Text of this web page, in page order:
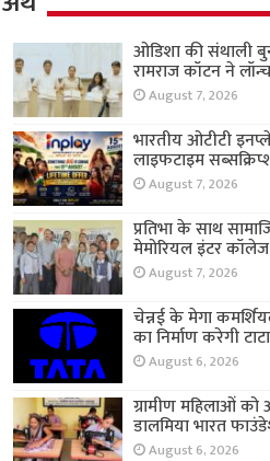
ओडिशा की संथाली
रामराज कॉटन ने
August 7, 2026
भारतीय ओटीटी
लाइफटाइम
August 7, 2026
प्रतिभा के साथ
मेमोरियल इंटर
August 7, 2026
चेन्नई के मेगा
का निर्माण करेगी
August 6, 2026
ग्रामीण महिलाओं को
डालमिया भारत
August 6, 2026